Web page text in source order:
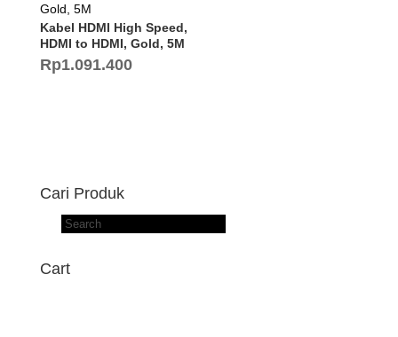
Kabel HDMI High Speed,
HDMI to HDMI, Gold, 5M
Rp1.091.400
Cari Produk
Products
Cart